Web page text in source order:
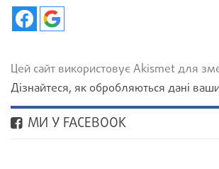
Цей сайт використовує Akismet для
Дізнайтеся, як обробляються дані
МИ У FACEBOOK